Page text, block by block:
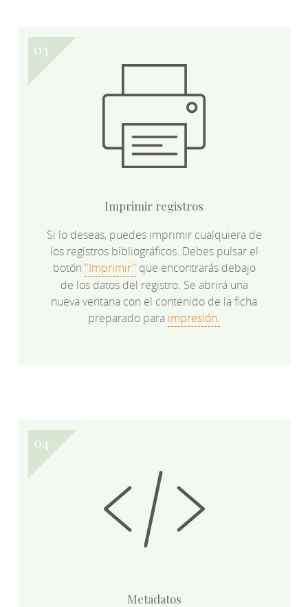
Imprimir registros
Si lo deseas, puedes imprimir cualquiera de
los registros bibliográficos. Debes pulsar el
botón "Imprimir" que encontrarás debajo
de los datos del registro. Se abrirá una
nueva ventana con el contenido de la ficha
preparado para impresión.
Metadatos